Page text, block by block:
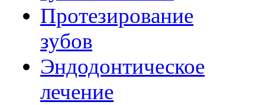
Протезирование
зубов
Эндодонтическое
лечение